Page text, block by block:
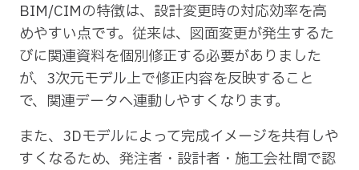
BIM/CIMの特徴は、設計変更時の対応効率を高
めやすい点です。従来は、図面変更が発生するた
びに関連資料を個別修正する必要がありました
が、3次元モデル上で修正内容を反映すること
で、関連データへ連動しやすくなります。
また、3Dモデルによって完成イメージを共有しや
すくなるため、発注者・設計者・施工会社間で認